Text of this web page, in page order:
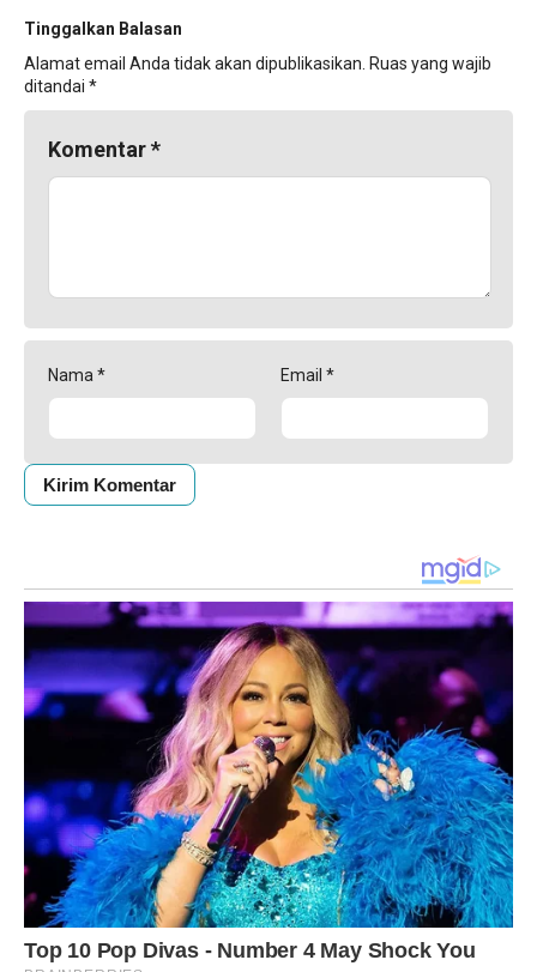
Tinggalkan Balasan
Alamat email Anda tidak akan dipublikasikan. Ruas yang wajib
ditandai *
Komentar*
Nama* Email *